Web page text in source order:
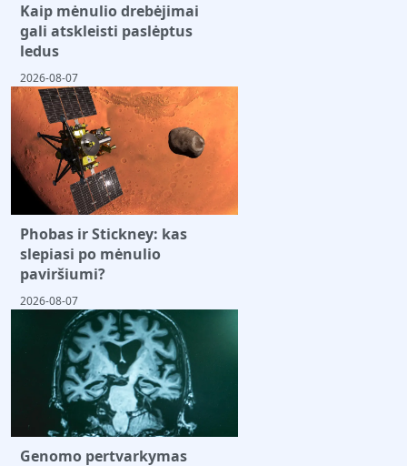
Kaip mėnulio drebėjimai
gali atskleisti paslėptus
ledus
2026-08-07
Phobas ir Stickney: kas
slepiasi po mėnulio
paviršiumi?
2026-08-07
Genomo pertvarkymas